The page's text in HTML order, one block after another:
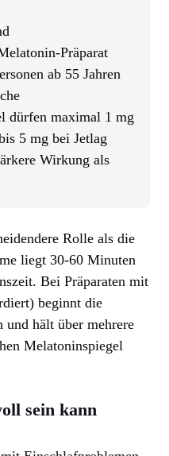
Präparat
ab 55 Jahren
dürfen maximal 1 mg
5 mg bei Jetlag
Wirkung als
Rolle als die
liegt 30-60 Minuten
Bei Präparaten mit
beginnt die
hält über mehrere
Melatoninspiegel
sein kann